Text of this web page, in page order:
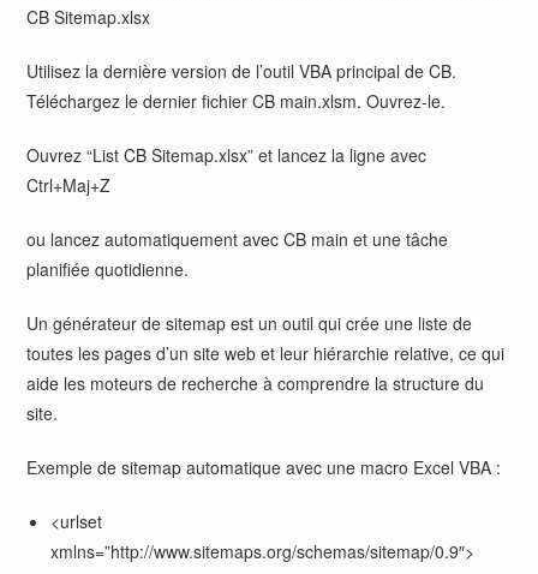
CB Sitemap.xlsx
Utilisez la dernière version de l’outil VBA principal de CB.
Téléchargez le dernier fichier CB main.xlsm. Ouvrez-le.
Ouvrez “List CB Sitemap.xlsx” et lancez la ligne avec
Ctrl+Maj+Z
ou lancez automatiquement avec CB main et une tâche
planifiée quotidienne.
Un générateur de sitemap est un outil qui crée une liste de
toutes les pages d’un site web et leur hiérarchie relative, ce qui
aide les moteurs de recherche à comprendre la structure du
site.
Exemple de sitemap automatique avec une macro Excel VBA :
<urlset
xmlns=”http://www.sitemaps.org/schemas/sitemap/0.9″>